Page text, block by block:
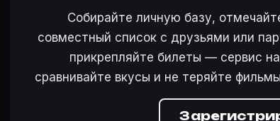
Собирайте личную базу,
совместный список с друзьями или
прикрепляйте билеты — сервис
сравнивайте вкусы и не теряйте